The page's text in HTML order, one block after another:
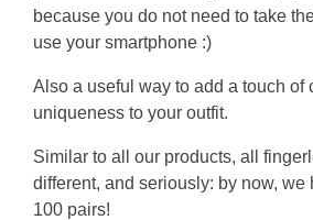
because you do not need to take
use your smartphone :)
Also a useful way to add a touch of
uniqueness to your outfit.
Similar to all our products, all
different, and seriously: by now, we
100 pairs!